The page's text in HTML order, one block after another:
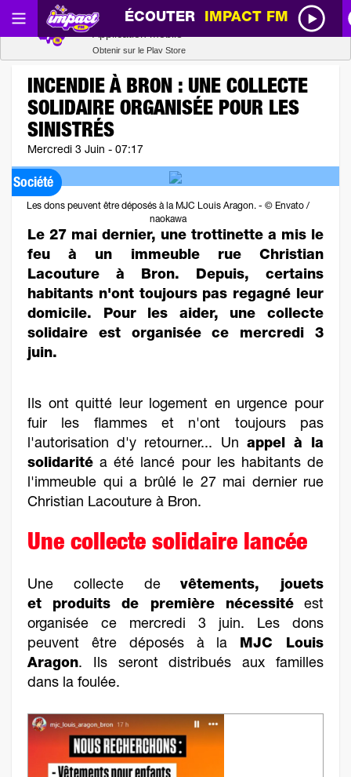
ÉCOUTER IMPACT FM
INCENDIE À BRON : UNE COLLECTE
SOLIDAIRE ORGANISÉE POUR LES
SINISTRÉS
Mercredi 3 Juin - 07:17
Société
Les dons peuvent être déposés à la MJC Louis Aragon. - © Envato /
naokawa
Le 27 mai dernier, une trottinette a mis le
feu à un immeuble rue Christian
Lacouture à Bron. Depuis, certains
habitants n'ont toujours pas regagné leur
domicile. Pour les aider, une collecte
solidaire est organisée ce mercredi 3
juin.
Ils ont quitté leur logement en urgence pour
fuir les flammes et n'ont toujours pas
l'autorisation d'y retourner... Un appel à la
solidarité a été lancé pour les habitants de
l'immeuble qui a brûlé le 27 mai dernier rue
Christian Lacouture à Bron.
Une collecte solidaire lancée
Une collecte devêtements, jouets
et produits de première nécessitéest
organisée ce mercredi 3 juin. Les dons
peuvent être déposés à la MJC Louis
Aragon. Ils seront distribués aux familles
dans la foulée.
Radio SCOOP
Obtenir sur le Play Store
Télécharger